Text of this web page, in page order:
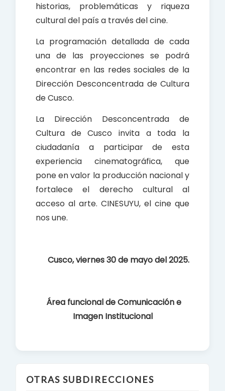
historias, problemáticas y riqueza
cultural del país a través del cine.
La programación detallada de cada
una de las proyecciones se podrá
encontrar en las redes sociales de la
Dirección Desconcentrada de Cultura
de Cusco.
La Dirección Desconcentrada de
Cultura de Cusco invita a toda la
ciudadanía a participar de esta
experiencia cinematográfica, que
pone en valor la producción nacional y
fortalece el derecho cultural al
acceso al arte. CINESUYU, el cine que
nos une.
Cusco, viernes 30 de mayo del 2025.
Área funcional de Comunicación e
Imagen Institucional
OTRAS SUBDIRECCIONES